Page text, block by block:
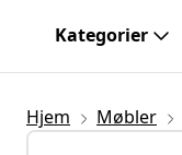
Kategorier
Hjem Møbler